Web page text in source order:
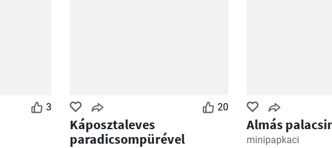
3 20
Káposztaleves
paradicsompürével
Almás
minipapkaci